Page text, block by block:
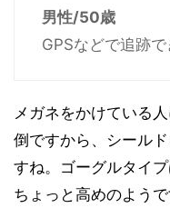
男性/50歳
GPSなどで追跡
メガネをかけている
倒ですから、シール
すね。ゴーグルタイ
ちょっと高めのよう